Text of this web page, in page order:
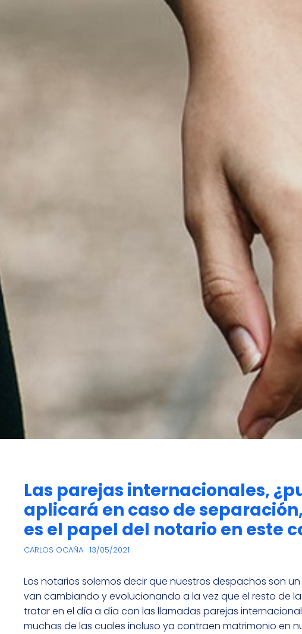
Las parejas internacionales,
aplicará en caso de
es el papel del notario en este
CARLOS OCAÑA 13/05/2021
Los notarios solemos decir que nuestros despachos son
van cambiando y evolucionando a la vez que el resto de
tratar en el día a día con las llamadas parejas
muchas de las cuales incluso ya contraen matrimonio en